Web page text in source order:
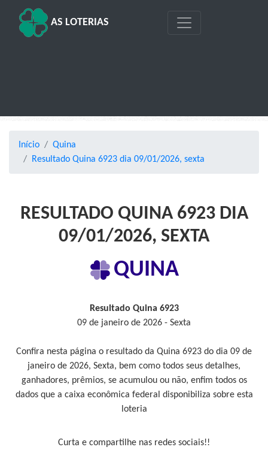
AS LOTERIAS
Início
Quina
Resultado Quina 6923 dia 09/01/2026, sexta
RESULTADO QUINA 6923 DIA
09/01/2026, SEXTA
QUINA
Resultado Quina 6923
09 de janeiro de 2026 - Sexta
Confira nesta página o resultado da Quina 6923 do dia 09 de
janeiro de 2026, Sexta, bem como todos seus detalhes,
ganhadores, prêmios, se acumulou ou não, enfim todos os
dados que a caixa econômica federal disponibiliza sobre esta
loteria
Curta e compartilhe nas redes sociais!!